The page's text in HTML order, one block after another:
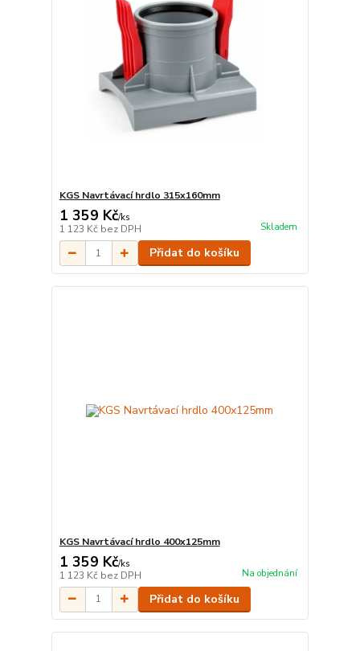
KGS Navrtávací hrdlo 315x160mm
1 359 Kč/ks
1 123 Kč bez DPH Skladem
Přidat do košíku
KGS Navrtávací hrdlo 400x125mm
1 359 Kč/ks
1 123 Kč bez DPH Na objednání
Přidat do košíku